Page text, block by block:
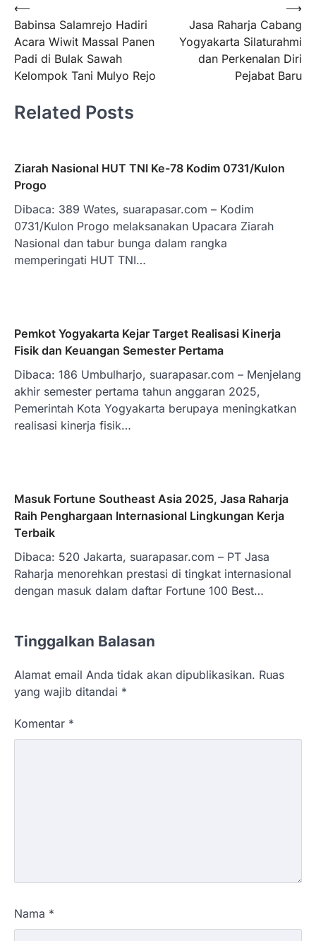
Navigasi
pos
⟵
Babinsa Salamrejo Hadiri
Acara Wiwit Massal Panen
Padi di Bulak Sawah
Kelompok Tani Mulyo Rejo
Jasa Raharja Cabang
Yogyakarta Silaturahmi
dan Perkenalan Diri
Pejabat Baru
⟶
Related Posts
Ziarah Nasional HUT TNI Ke-78 Kodim 0731/Kulon
Progo
Dibaca: 389 Wates, suarapasar.com – Kodim
0731/Kulon Progo melaksanakan Upacara Ziarah
Nasional dan tabur bunga dalam rangka
memperingati HUT TNI…
Pemkot Yogyakarta Kejar Target Realisasi Kinerja
Fisik dan Keuangan Semester Pertama
Dibaca: 186 Umbulharjo, suarapasar.com – Menjelang
akhir semester pertama tahun anggaran 2025,
Pemerintah Kota Yogyakarta berupaya meningkatkan
realisasi kinerja fisik…
Masuk Fortune Southeast Asia 2025, Jasa Raharja
Raih Penghargaan Internasional Lingkungan Kerja
Terbaik
Dibaca: 520 Jakarta, suarapasar.com – PT Jasa
Raharja menorehkan prestasi di tingkat internasional
dengan masuk dalam daftar Fortune 100 Best…
Tinggalkan Balasan
Alamat email Anda tidak akan dipublikasikan. Ruas
yang wajib ditandai *
Komentar *
Nama *